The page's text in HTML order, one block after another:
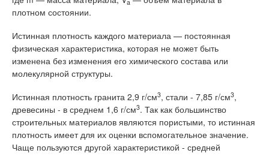
a
плотном состоянии.
Истинная плотность каждого материала — постоянная
физическая характеристика, которая не может быть
изменена без изменения его химического состава или
молекулярной структуры.
Истинная плотность гранита 2,9 г/см3, стали - 7,85 г/см3,
древесины - в среднем 1,6 г/см3. Так как большинство
строительных материалов являются пористыми, то истинная
плотность имеет для их оценки вспомогательное значение.
Чаще пользуются другой характеристикой - средней